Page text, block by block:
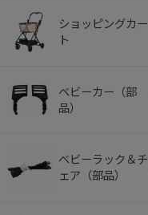
ショッピングカー
ト
ベビーカー（部
品）
ベビーラック＆チ
ェア（部品）